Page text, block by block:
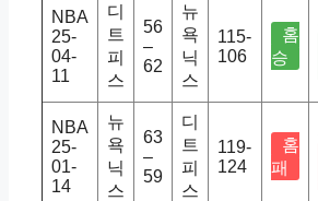
NBA
25-
04-
11
디
트
피
스
56
–
62
뉴
욕
닉
스
115-
106
홈
승
NBA
25-
01-
14
뉴
욕
닉
스
63
–
59
디
트
피
스
119-
124
홈
패